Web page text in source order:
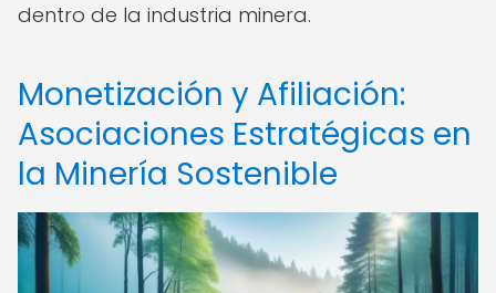
dentro de la industria minera.
Monetización y Afiliación:
Asociaciones Estratégicas en
la Minería Sostenible